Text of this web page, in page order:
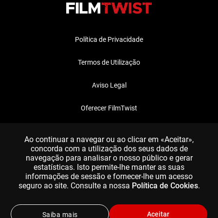
Política de Privacidade
Termos de Utilização
Aviso Legal
Oferecer FilmTwist
Ao continuar a navegar ou ao clicar em «Aceitar»,
concorda com a utilização dos seus dados de
navegação para analisar o nosso público e gerar
estatísticas. Isto permite-lhe manter as suas
informações de sessão e fornecer-lhe um acesso
seguro ao site. Consulte a nossa Política de Cookies.
Aceitar
Saiba mais